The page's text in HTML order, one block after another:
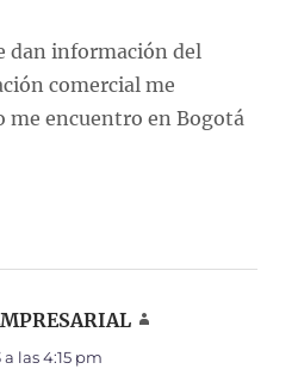
dan información del
comercial me
me encuentro en Bogotá
las 4:15 pm